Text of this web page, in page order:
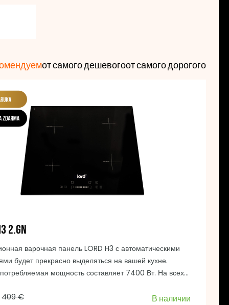
– это залог надежности. Мы гарантируем Вам
от самого дешевогоот самого дорогого
2.GN
варочная панель LORD H3 с автоматическими
будет прекрасно выделяться на вашей кухне.
мощность составляет 7400 Вт. На всех
составляют: 5,6 x 59 x 52 см (ВхШхГ)
409 € В наличии